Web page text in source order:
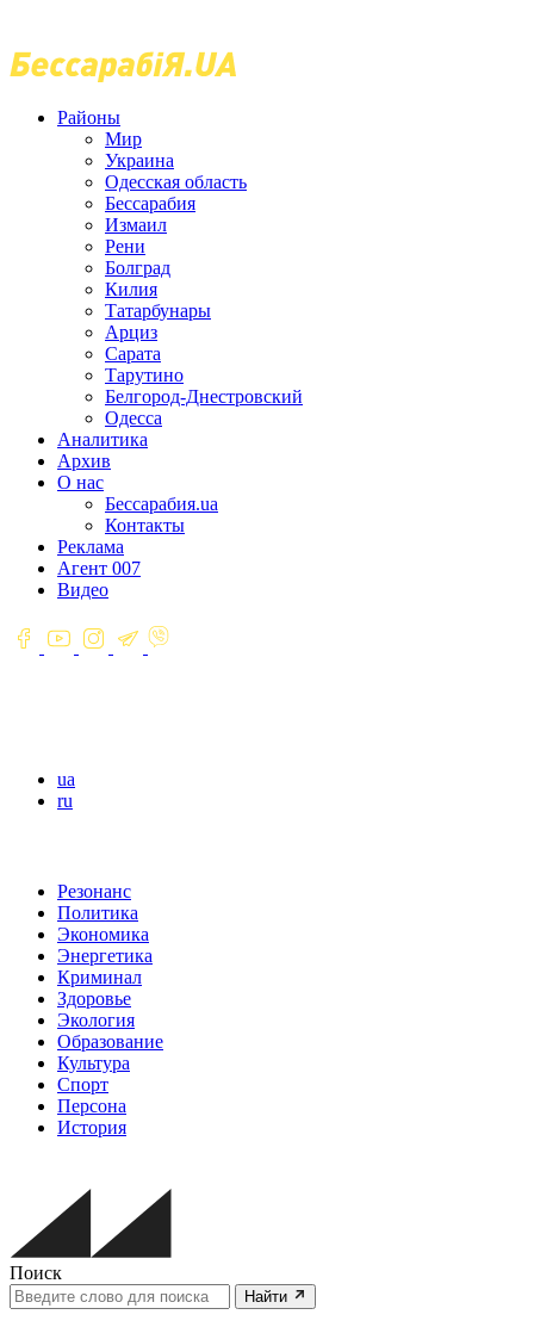
Районы
Мир
Украина
Одесская область
Бессарабия
Измаил
Рени
Болград
Килия
Татарбунары
Арциз
Сарата
Тарутино
Белгород-Днестровский
Одесса
Аналитика
Архив
О нас
Бессарабия.ua
Контакты
Реклама
Агент 007
Видео
ua
ru
Резонанс
Политика
Экономика
Энергетика
Криминал
Здоровье
Экология
Образование
Культура
Спорт
Персона
История
Поиск
Найти